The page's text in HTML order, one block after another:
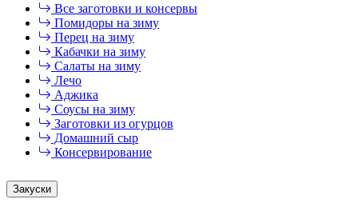
Все заготовки и консервы
Помидоры на зиму
Перец на зиму
Кабачки на зиму
Салаты на зиму
Лечо
Аджика
Соусы на зиму
Заготовки из огурцов
Домашний сыр
Консервирование
Закуски